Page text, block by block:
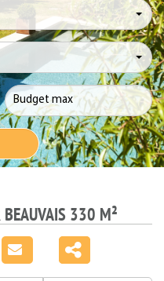
BEAUVAIS 330 M²